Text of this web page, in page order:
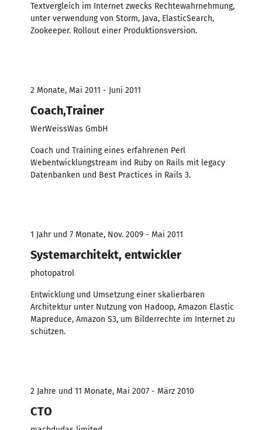
Textvergleich im Internet zwecks Rechtewahrnehmung,
unter verwendung von Storm, Java, ElasticSearch,
Zookeeper. Rollout einer Produktionsversion.
2 Monate, Mai 2011 - Juni 2011
Coach,Trainer
WerWeissWas GmbH
Coach und Training eines erfahrenen Perl
Webentwicklungstream ind Ruby on Rails mit legacy
Datenbanken und Best Practices in Rails 3.
1 Jahr und 7 Monate, Nov. 2009 - Mai 2011
Systemarchitekt, entwickler
photopatrol
Entwicklung und Umsetzung einer skalierbaren
Architektur unter Nutzung von Hadoop, Amazon Elastic
Mapreduce, Amazon S3, um Bilderrechte im Internet zu
schützen.
2 Jahre und 11 Monate, Mai 2007 - März 2010
CTO